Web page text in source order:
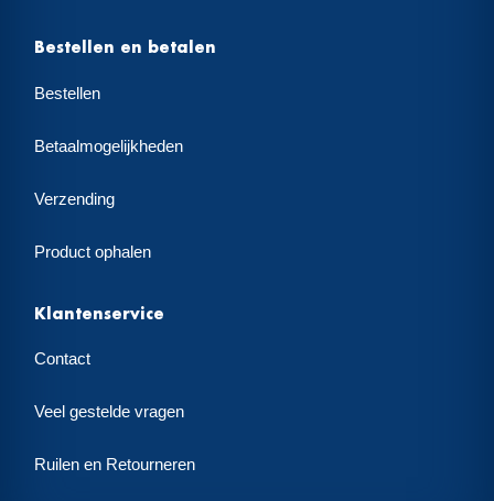
Bestellen en betalen
Bestellen
Betaalmogelijkheden
Verzending
Product ophalen
Klantenservice
Contact
Veel gestelde vragen
Ruilen en Retourneren